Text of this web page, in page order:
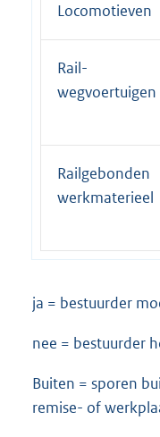
Locomotieven
Rail-
wegvoertuigen
Railgebonden
werkmaterieel
ja = bestuurder
nee = bestuurder
Buiten = sporen
remise- of